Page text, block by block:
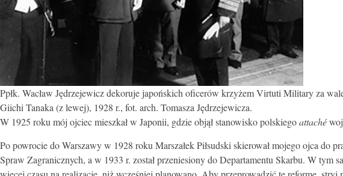
Ppłk. Wacław Jędrzejewicz dekoruje japońskich oficerów krzyżem Virtuti Military za
Giichi Tanaka (z lewej), 1928 r., fot. arch. Tomasza Jędrzejewicza.
W 1925 roku mój ojciec mieszkał w Japonii, gdzie objął stanowisko polskiegoattaché
Po powrocie do Warszawy w 1928 roku Marszałek Piłsudski skierował mojego ojca do
Spraw Zagranicznych, a w 1933 r. został przeniesiony do Departamentu Skarbu. W tym